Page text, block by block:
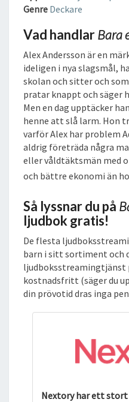
Genre Deckare
Vad handlarBara
Alex Andersson är en
ideligen i nya slagsmål,
skolan och sitter och
pratar knappt och säger
Men en dag upptäcker
henne att slå larm. Hon
varför Alex har problem
aldrig företräda några
eller våldtäktsmän med
och bättre ekonomi än
Så lyssnar du på
ljudbok gratis!
De flesta
barn i sitt sortiment och
ljudboksstreamingtjänst
kostnadsfritt (säger du
din prövotid dras inga
Nextory har ett stort